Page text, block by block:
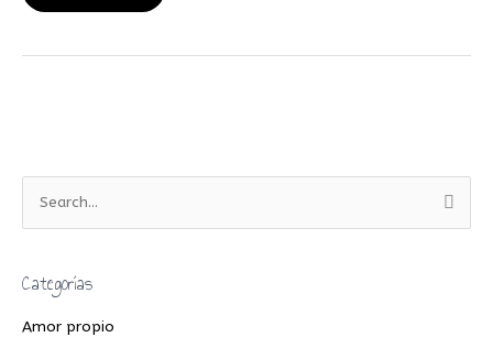
c
a
Categorías
Amor propio